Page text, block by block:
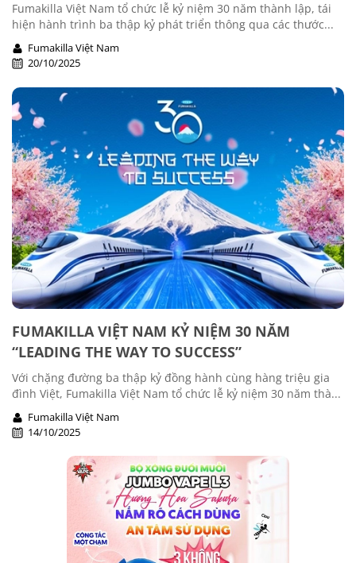
Fumakilla Việt Nam tổ chức lễ kỷ niệm 30 năm thành lập, tái
hiện hành trình ba thập kỷ phát triển thông qua các thước...
Fumakilla Việt Nam
20/10/2025
FUMAKILLA VIỆT NAM KỶ NIỆM 30 NĂM
“LEADING THE WAY TO SUCCESS”
Với chặng đường ba thập kỷ đồng hành cùng hàng triệu gia
đình Việt, Fumakilla Việt Nam tổ chức lễ kỷ niệm 30 năm thà...
Fumakilla Việt Nam
14/10/2025